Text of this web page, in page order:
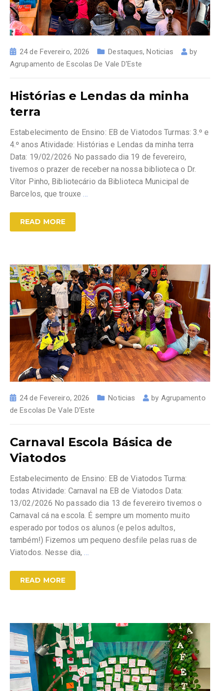
24 de Fevereiro, 2026 Destaques,Noticias
by
Agrupamento de Escolas De Vale D'Este
Histórias e Lendas da minha
terra
Estabelecimento de Ensino: EB de Viatodos Turmas: 3.º e
4.º anos Atividade: Histórias e Lendas da minha terra
Data: 19/02/2026 No passado dia 19 de fevereiro,
tivemos o prazer de receber na nossa biblioteca o Dr.
Vítor Pinho, Bibliotecário da Biblioteca Municipal de
Barcelos, que trouxe…
READ MORE
24 de Fevereiro, 2026 Noticias by Agrupamento
de Escolas De Vale D'Este
Carnaval Escola Básica de
Viatodos
Estabelecimento de Ensino: EB de Viatodos Turma:
todas Atividade: Carnaval na EB de Viatodos Data:
13/02/2026 No passado dia 13 de fevereiro tivemos o
Carnaval cá na escola. É sempre um momento muito
esperado por todos os alunos (e pelos adultos,
também!) Fizemos um pequeno desfile pelas ruas de
Viatodos. Nesse dia,…
READ MORE